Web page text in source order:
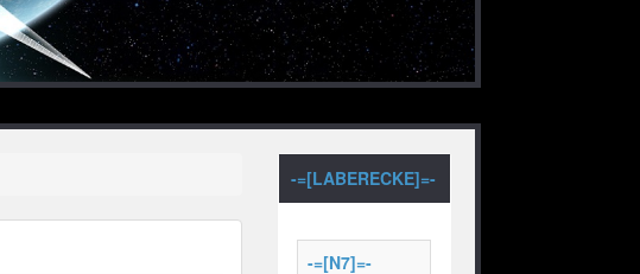
-=[LABERECKE]=-
-=[N7]=-